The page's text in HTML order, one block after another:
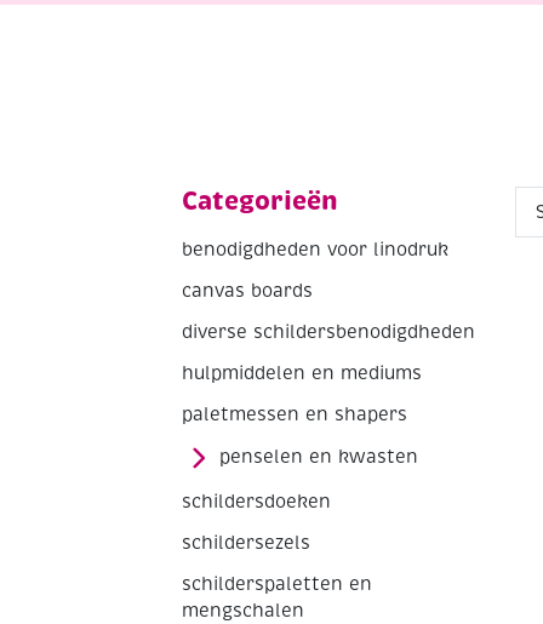
Categorieën
benodigdheden voor linodruk
canvas boards
diverse schildersbenodigdheden
hulpmiddelen en mediums
paletmessen en shapers
penselen en kwasten
schildersdoeken
schildersezels
schilderspaletten en
mengschalen